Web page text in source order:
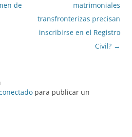
de
matrimoniales
transfronterizas precisan
inscribirse en el Registro
Civil? →
para publicar un